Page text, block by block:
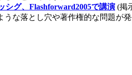
シグ、Flashforward2005で講演 (掲
うな落とし穴や著作権的な問題が